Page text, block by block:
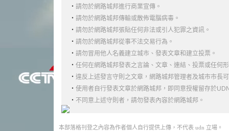
‧ 請勿於網路城邦進行商業宣傳。
‧ 請勿於網路城邦傳輸或散佈電腦病毒。
‧ 請勿於網路城邦張貼任何非法或引人犯罪之資訊。
‧ 請勿於網路城邦從事不法交易行為。
‧ 請勿冒用他人名義建立城市、發表文章和建立投票。
‧ 任何在網路城邦發表之言論、文章、連結、投票或任何
‧ 違反上述發言守則之文章，網路城邦管理者及城市市長
‧ 使用者自行發表文章於網路城邦，即同意授權留存於
‧ 不同意上述守則者，請勿發表內容於網路城邦。
本部落格刊登之內容為作者個人自行提供上傳，不代表 udn 立場。